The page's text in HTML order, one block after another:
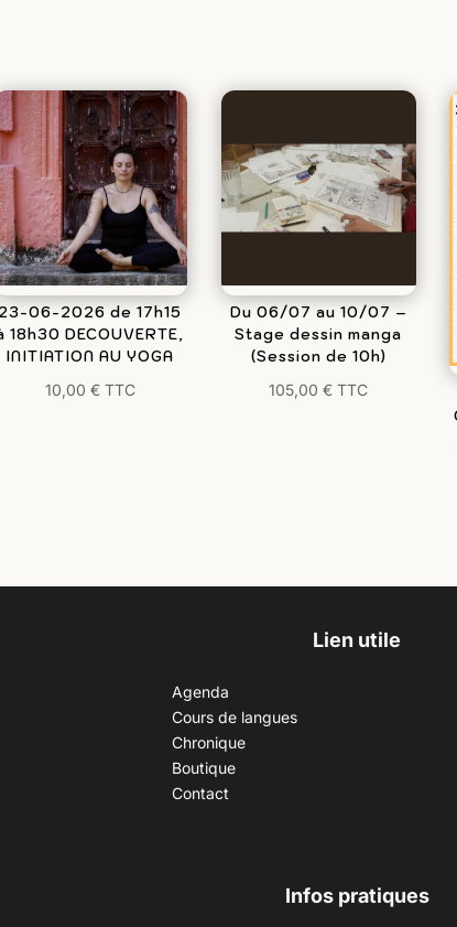
23-06-2026 de 17h15
18h30 DECOUVERTE,
INITIATION AU YOGA
10,00 € TTC
Du 06/07 au 10/07 –
Stage dessin manga
(Session de 10h)
105,00€ TTC
Lien utile
Agenda
Cours de langues
Chronique
Boutique
Contact
Infos pratiques